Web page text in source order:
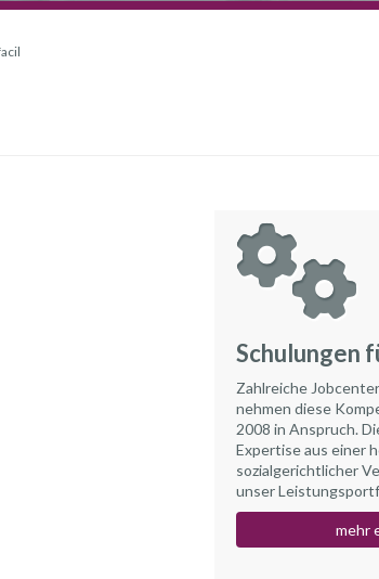
Schulungen
Zahlreiche
nehmen diese
2008 in Anspruch.
Expertise aus einer
sozialgerichtlicher
unser
mehr